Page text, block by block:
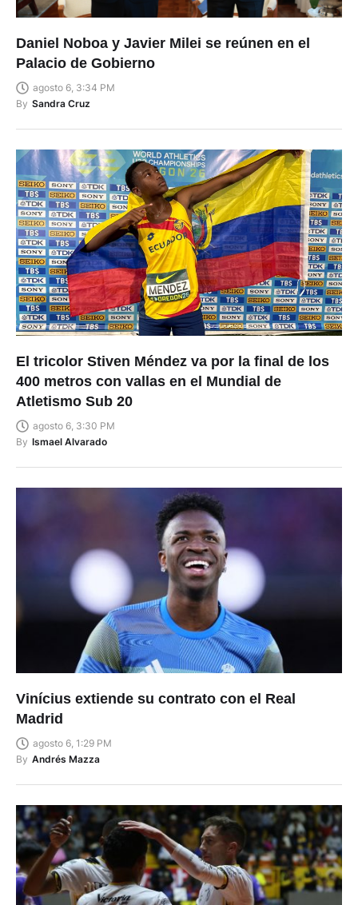
Daniel Noboa y Javier Milei se reúnen en el
Palacio de Gobierno
agosto 6, 3:34 PM
By Sandra Cruz
El tricolor Stiven Méndez va por la final de los
400 metros con vallas en el Mundial de
Atletismo Sub 20
agosto 6, 3:30 PM
By Ismael Alvarado
Vinícius extiende su contrato con el Real
Madrid
agosto 6, 1:29 PM
By Andrés Mazza